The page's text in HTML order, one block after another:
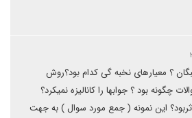
؟ معیارهای نخبه گی کدام بود؟روش
چگونه بود ؟ جوابها را کانالیزه نمیکرد؟
این نمونه ( جمع مورد سوال ) به جهت